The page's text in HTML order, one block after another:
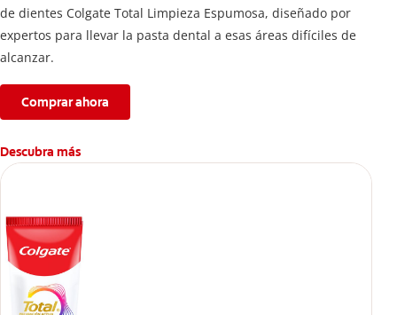
de dientes Colgate Total Limpieza Espumosa, diseñado por
expertos para llevar la pasta dental a esas áreas difíciles de
alcanzar.
Comprar ahora
Descubra más